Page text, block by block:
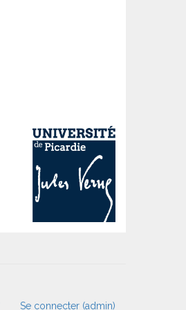
Se connecter (admin)